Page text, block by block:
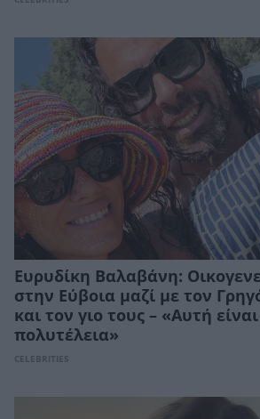
Ευρυδίκη Βαλαβάνη:
στην Εύβοια μαζί με τον
και τον γιο τους – «Αυτή
πολυτέλεια»
CELEBRITIES